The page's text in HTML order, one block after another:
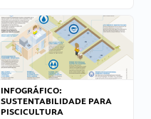
INFOGRÁFICO:
SUSTENTABILIDADE PARA
PISCICULTURA